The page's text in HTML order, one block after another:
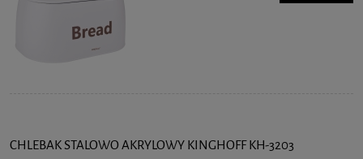
CHLEBAK STALOWO AKRYLOWY KINGHOFF KH-3203